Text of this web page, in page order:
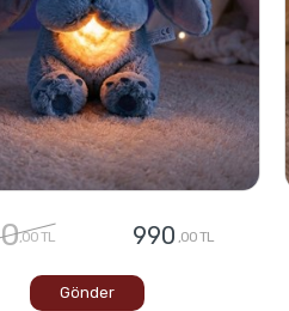
,00 TL 990 ,00 TL
Gönder